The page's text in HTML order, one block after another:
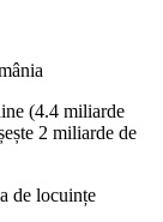
(4.4 miliarde
2 miliarde de
de locuințe